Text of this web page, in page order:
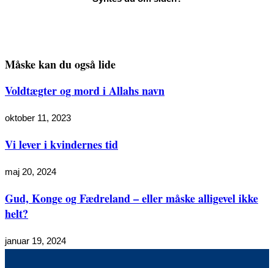
Måske kan du også lide
Voldtægter og mord i Allahs navn
oktober 11, 2023
Vi lever i kvindernes tid
maj 20, 2024
Gud, Konge og Fædreland – eller måske alligevel ikke
helt?
januar 19, 2024